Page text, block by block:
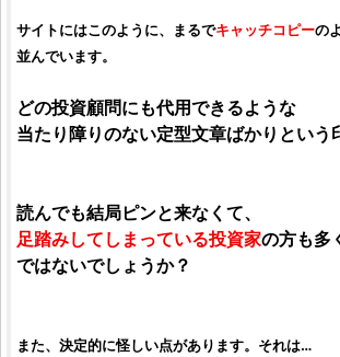
サイトにはこのように、まるでキャッチコピーの
並んでいます。
どの投資顧問にも代用できるような
当たり障りのない定型文章ばかりという
読んでも結局ピンと来なくて、
足踏みしてしまっている投資家の方も多
ではないでしょうか？
また、決定的に怪しい点があります。それは…